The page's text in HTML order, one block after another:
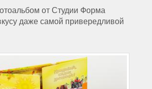
от Студии Форма
даже самой привередливой